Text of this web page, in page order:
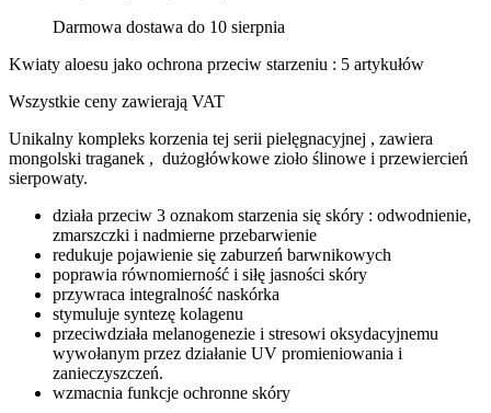
Darmowa dostawa do 10 sierpnia
Kwiaty aloesu jako ochrona przeciw starzeniu : 5 artykułów
Wszystkie ceny zawierają VAT
Unikalny kompleks korzenia tej serii pielęgnacyjnej , zawiera
mongolski traganek , dużogłówkowe zioło ślinowe i przewiercień
sierpowaty.
działa przeciw 3 oznakom starzenia się skóry : odwodnienie,
zmarszczki i nadmierne przebarwienie
redukuje pojawienie się zaburzeń barwnikowych
poprawia równomierność i siłę jasności skóry
przywraca integralność naskórka
stymuluje syntezę kolagenu
przeciwdziała melanogenezie i stresowi oksydacyjnemu
wywołanym przez działanie UV promieniowania i
zanieczyszczeń.
wzmacnia funkcje ochronne skóry